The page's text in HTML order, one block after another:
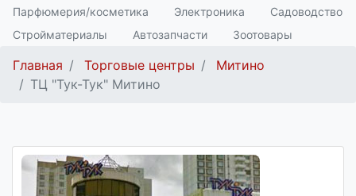
Парфюмерия/косметика
Электроника
Садоводство
Стройматериалы
Автозапчасти Зоотовары
Главная Торговые центры
Митино
ТЦ "Тук-Тук" Митино